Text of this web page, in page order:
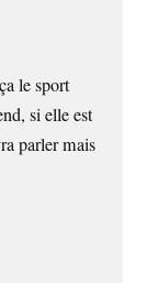
le sport
si elle est
parler mais